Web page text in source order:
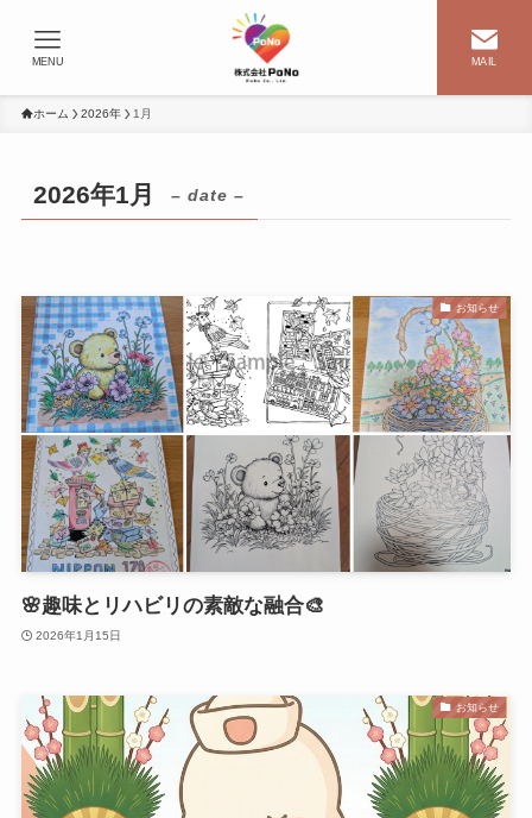
MAIL
MENU
ホーム 2026年 1月
2026年1月 – date –
お知らせ
🌸趣味とリハビリの素敵な融合🎨
2026年1月15日
お知らせ